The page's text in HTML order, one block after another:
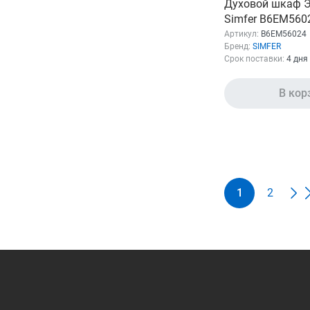
Духовой шкаф
Simfer
нержавеющая
Артикул: B6EM56024
Бренд: SIMFER
Срок поставки: 4 дня
В
1 2